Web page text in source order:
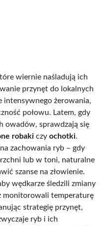
wiernie naśladują ich
przynęt do lokalnych
intensywnego żerowania,
połowu. Latem, gdy
owadów, sprawdzają się
robaki czy ochotki.
zachowania ryb – gdy
lub w toni, naturalne
szanse na złowienie.
wędkarze śledzili zmiany
monitorowali temperaturę
strategię przynęt,
ryb i ich